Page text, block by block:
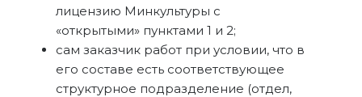
лицензию Минкультуры с
«открытыми» пунктами 1 и 2;
сам заказчик работ при условии, что в
его составе есть соответствующее
структурное подразделение (отдел,